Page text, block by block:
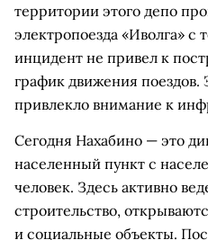
территории этого депо
электропоезда «Иволга» с
инцидент не привел к
график движения поездов.
привлекло внимание к
Сегодня Нахабино — это
населенный пункт с
человек. Здесь активно
строительство,
и социальные объекты.